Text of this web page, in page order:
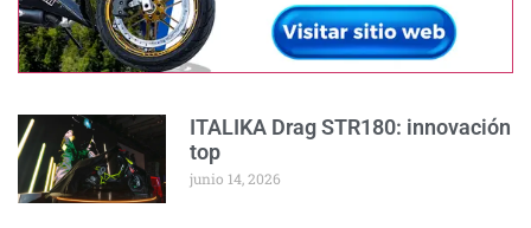
ITALIKA Drag STR180: innovación
top
junio 14, 2026